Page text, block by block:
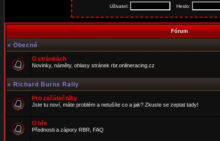
Uživatel: Heslo:
Fórum
» Obecné
O stránkách
Novinky, náměty, ohlasy stránek rbr.onlineracing.cz
» Richard Burns Rally
Pro začátečníky
Jste tu noví, máte problém a netušíte co a jak? Zkuste se zeptat tady!
O hře
Přednosti a zápory RBR, FAQ